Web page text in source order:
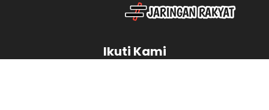
Ikuti Kami